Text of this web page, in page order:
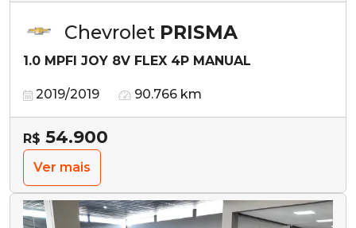
Chevrolet PRISMA
1.0 MPFI JOY 8V FLEX 4P MANUAL
2019/2019 90.766 km
R$ 54.900
Ver mais